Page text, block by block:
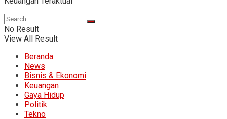
No Result
View All Result
Beranda
News
Bisnis & Ekonomi
Keuangan
Gaya Hidup
Politik
Tekno